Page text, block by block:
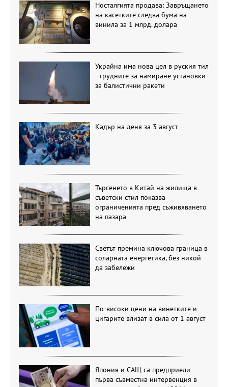
Носталгията продава: Завръщането
на касетките следва бума на
винила за 1 млрд. долара
Украйна има нова цел в руския тил
- трудните за намиране установки
за балистични ракети
Кадър на деня за 3 август
Търсенето в Китай на жилища в
съветски стил показва
ограниченията пред съживяването
на пазара
Светът премина ключова граница в
соларната енергетика, без никой
да забележи
По-високи цени на винетките и
цигарите влизат в сила от 1 август
Япония и САЩ са предприели
първа съвместна интервенция в